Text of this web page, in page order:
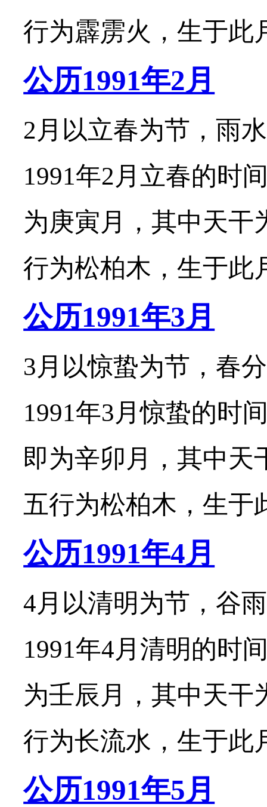
行为霹雳火，生于此
公历1991年2月
2月以立春为节，雨
1991年2月立春的时
为庚寅月，其中天干
行为松柏木，生于此
公历1991年3月
3月以惊蛰为节，春
1991年3月惊蛰的时
即为辛卯月，其中天
五行为松柏木，生于
公历1991年4月
4月以清明为节，谷
1991年4月清明的时
为壬辰月，其中天干
行为长流水，生于此
公历1991年5月